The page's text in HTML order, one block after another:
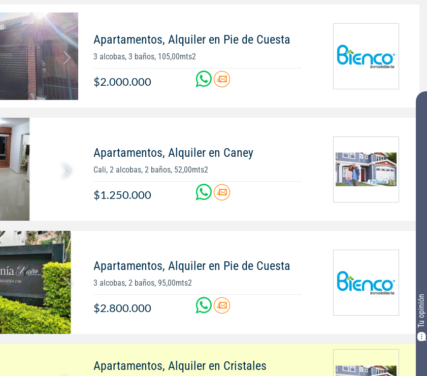
Tu opinión
Apartamentos, Alquiler en Pie de Cuesta
3 alcobas, 3 baños, 105,00mts2
$2.000.000
Apartamentos, Alquiler en Caney
Cali, 2 alcobas, 2 baños, 52,00mts2
$1.250.000
Apartamentos, Alquiler en Pie de Cuesta
3 alcobas, 2 baños, 95,00mts2
$2.800.000
Apartamentos, Alquiler en Cristales